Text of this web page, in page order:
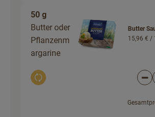
50 g
Butter oder
Pflanzenm
argarine
Auswahl ändern
Butter
15,96 € /